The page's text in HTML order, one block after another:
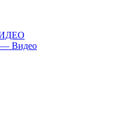
— Видео